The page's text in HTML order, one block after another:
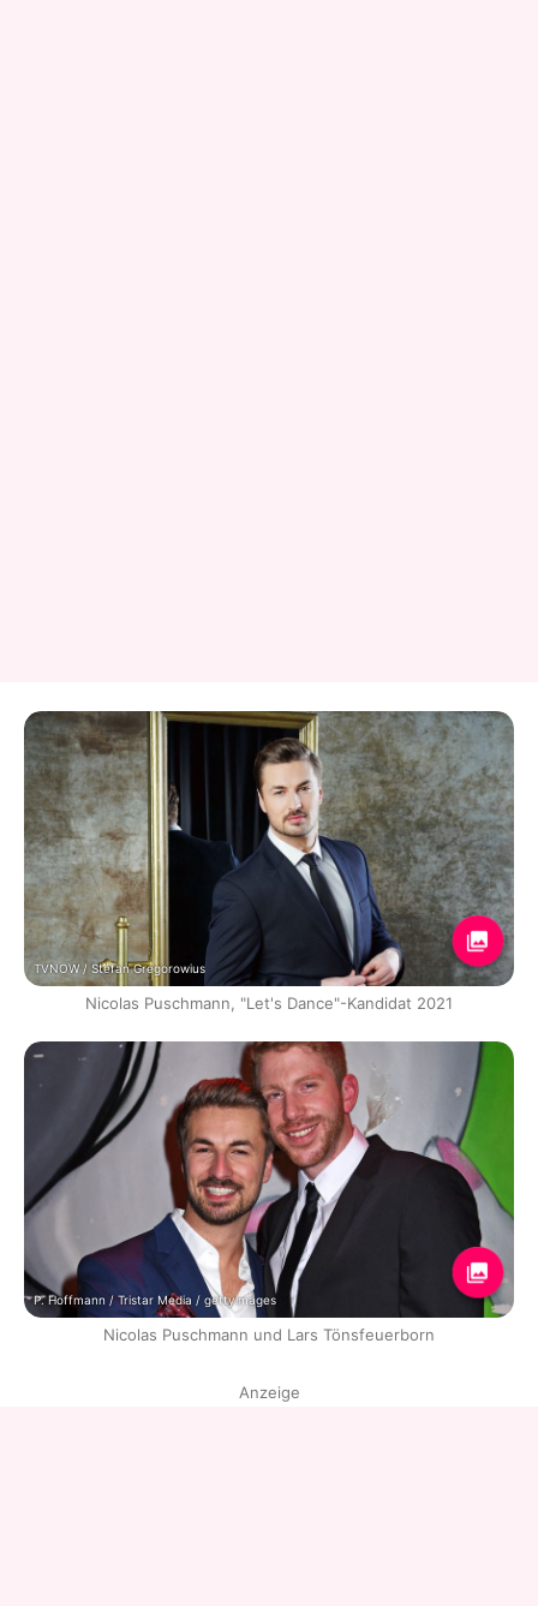
TVNOW / Stefan Gregorowius
Nicolas Puschmann, "Let's Dance"-Kandidat 2021
P. Hoffmann / Tristar Media / gettyimages
Nicolas Puschmann und Lars Tönsfeuerborn
Anzeige